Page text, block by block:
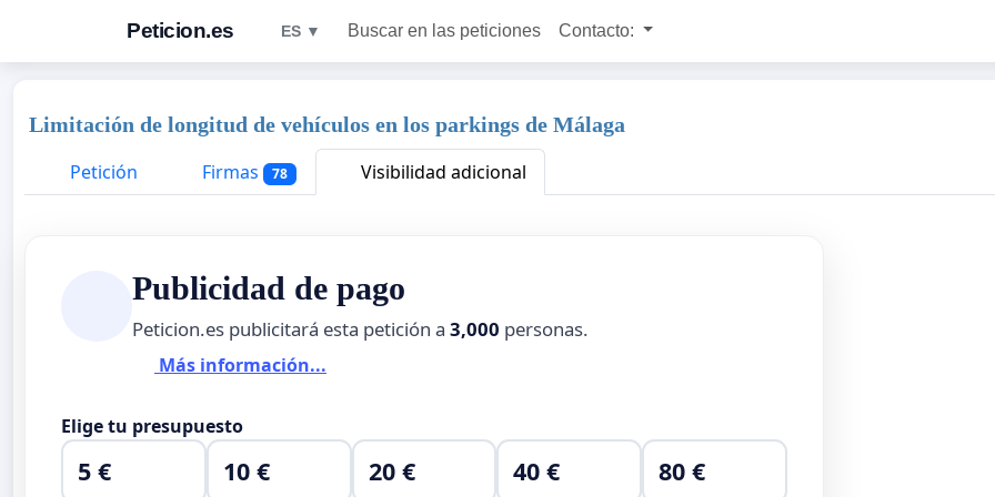
Peticion.es ES ▼ Buscar en las peticiones Contacto:
Limitación de longitud de vehículos en los parkings de Málaga
Petición
Firmas 78 Visibilidad adicional
Publicidad de pago
Peticion.es publicitará esta petición a 3,000 personas.
Más información...
Elige tu presupuesto
5 € 10 € 20 € 40 € 80 €